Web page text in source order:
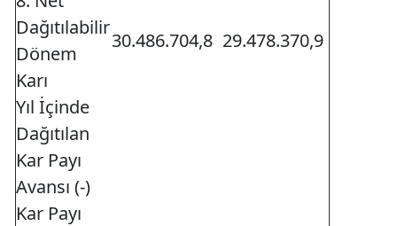
Dağıtılabilir
Dönem
Karı
30.486.704,8 29.478.370,9
Yıl İçinde
Dağıtılan
Kar Payı
Avansı (-)
Kar Payı